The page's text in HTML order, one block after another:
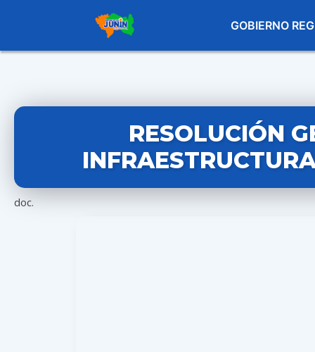
GOBIERNO
RESOLUCIÓN
doc.